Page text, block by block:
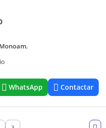
Monoam.
WhatsApp Contactar